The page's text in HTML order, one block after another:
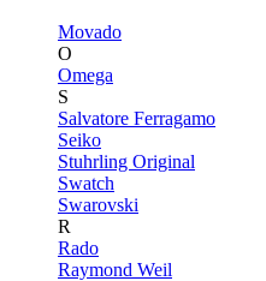
Movado
O
Omega
S
Salvatore Ferragamo
Seiko
Stuhrling Original
Swatch
Swarovski
R
Rado
Raymond Weil